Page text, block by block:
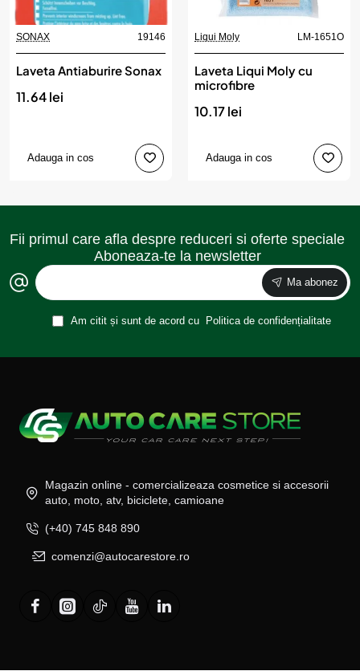
SONAX 19146
Laveta Antiaburire Sonax
11.64 lei
Adauga in cos
Liqui Moly LM-1651O
Laveta Liqui Moly cu
microfibre
10.17 lei
Adauga in cos
Fii primul care afla despre reduceri si oferte speciale
Aboneaza-te la newsletter
Ma abonez
Am citit și sunt de acord cu Politica de confidențialitate
Magazin online - comercializeaza cosmetice si accesorii
auto, moto, atv, biciclete, camioane
(+40) 745 848 890
comenzi@autocarestore.ro